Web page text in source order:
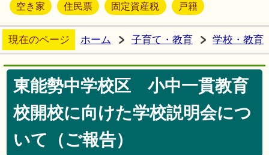
空き家 住民票 固定資産税 戸籍
現在のページ ホーム 子育て・教育 学校・教育
東能勢中学校区 小中一貫教育
校開校に向けた学校説明会につ
いて（ご報告）